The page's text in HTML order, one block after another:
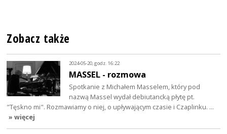
Zobacz także
2024-05-20, godz. 16:22
MASSEL - rozmowa
Spotkanie z Michałem Masselem, który pod
nazwą Massel wydał debiutancką płytę pt.
"Tęskno mi". Rozmawiamy o niej, o upływającym czasie i Czaplinku. …
» więcej